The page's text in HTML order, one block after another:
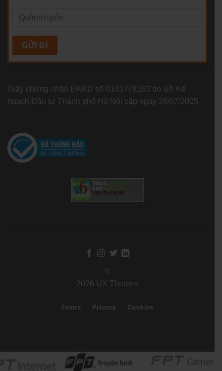
Giấy chứng nhận ĐKKD số 0101778163 do Sở Kế
hoạch Đầu tư Thành phố Hà Nội cấp ngày 28/07/2005
Status:
Last:
VIA IPv4 NOW
©
2026 UX Themes
Terms Privacy Cookies